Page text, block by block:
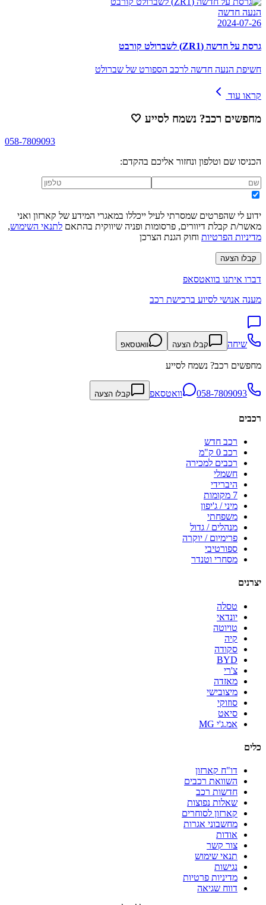
הנעה חדשה
2024-07-26
גרסת על חדשה (ZR1) לשברולט קורבט
חשיפת הנעה חדשה לרכב הספורט של שברולט
קראו עוד
מחפשים רכב? נשמח לסייע 🤍
058-7809093
הכניסו שם וטלפון ונחזור אליכם בהקדם:
ידוע לי שהפרטים שמסרתי לעיל ייכללו במאגרי המידע של קארזון ואני
מאשר/ת קבלת דיוורים, פרסומות ופניה שיווקית בהתאם לתנאי השימוש,
מדיניות הפרטיות וחוק הגנת הצרכן
קבלו הצעה
דברו איתנו בוואטסאפ
מענה אנושי לסיוע ברכישת רכב
שיחה קבלו הצעה וואטסאפ
מחפשים רכב? נשמח לסייע
058-7809093 וואטסאפ קבלו הצעה
רכבים
רכב חדש
רכב 0 ק"מ
רכבים למכירה
חשמלי
היברידי
7 מקומות
מיני / ג'יפון
משפחתי
מנהלים / גדול
פרימיום / יוקרה
ספורטיבי
מסחרי וטנדר
יצרנים
טסלה
יונדאי
טויוטה
קיה
סקודה
BYD
צ'רי
מאזדה
מיצובישי
סוזוקי
סיאט
אמ.ג'י MG
כלים
דו"ח קארזון
השוואת רכבים
חדשות רכב
שאלות נפוצות
קארזון לסוחרים
מחשבוני אגרות
אודות
צור קשר
תנאי שימוש
נגישות
מדיניות פרטיות
דווח שגיאה